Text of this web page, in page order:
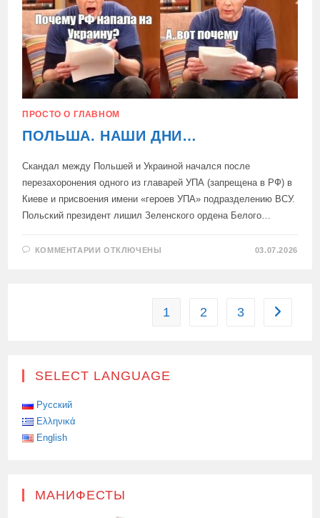
ПРОСТО О ГЛАВНОМ
ПОЛЬША. НАШИ ДНИ…
Скандал между Польшей и Украиной начался после
перезахоронения одного из главарей УПА (запрещена в РФ) в
Киеве и присвоения имени «героев УПА» подразделению ВСУ.
Польский президент лишил Зеленского ордена Белого…
КОММЕНТАРИИ К
ОТКЛЮЧЕНЫ 03.07.2026
1 2 3 Перейти
SELECT LANGUAGE
Русский
Ελληνικά
English
МАНИФЕСТЫ